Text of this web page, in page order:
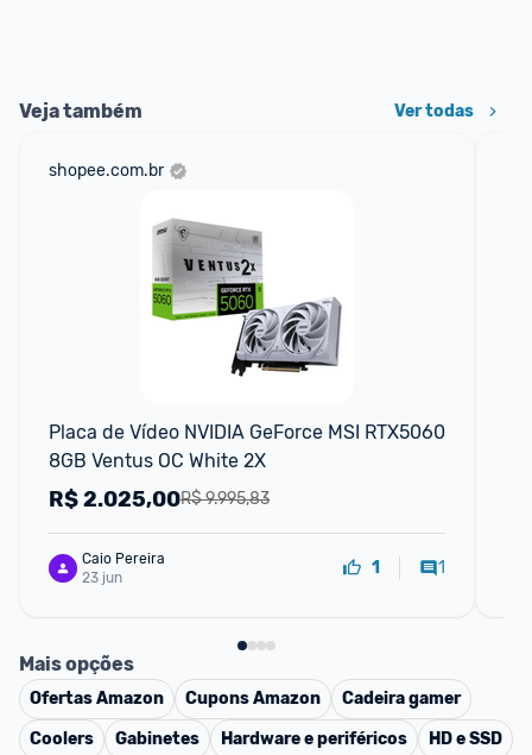
Veja também Ver todas
shopee.com.br
Placa de Vídeo NVIDIA GeForce MSI RTX5060
8GB Ventus OC White 2X
R$ 9.995,83
R$2.025,00
Caio Pereira
23 jun
1 1
Mais opções
OfertasAmazon CuponsAmazon
Cadeira gamer
Coolers
Gabinetes Hardware e periféricos
HD e SSD